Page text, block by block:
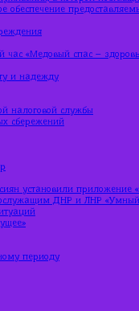
обеспечение
«Медовый спас –
и надежду
налоговой службы
сбережений
установили приложение
ДНР и ЛНР «Умный
периоду